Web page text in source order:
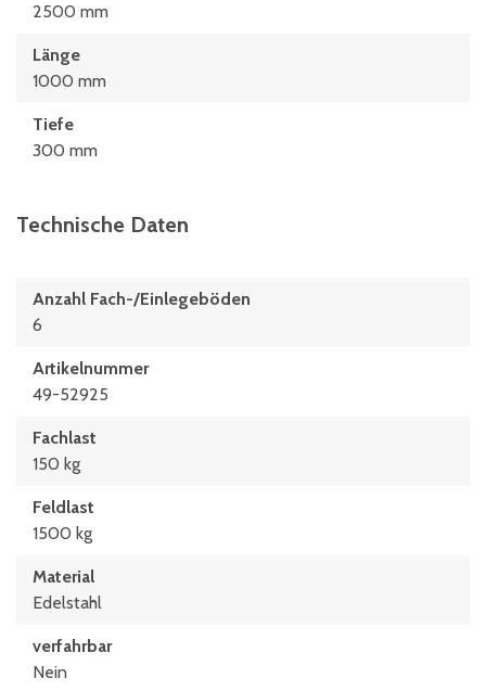
2500 mm
Länge
1000 mm
Tiefe
300 mm
Technische Daten
Anzahl Fach-/Einlegeböden
6
Artikelnummer
49-52925
Fachlast
150 kg
Feldlast
1500 kg
Material
Edelstahl
verfahrbar
Nein